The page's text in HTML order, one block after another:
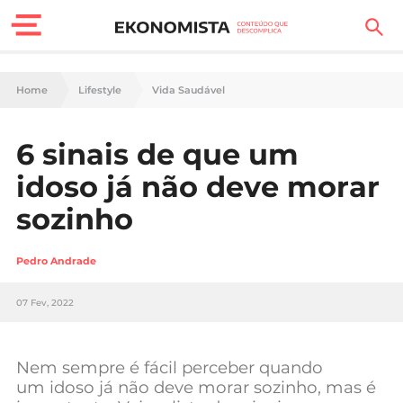
Finanças Pessoais
Carreira
Casa
Lifestyle
Sociedade
Negócios
Home Lifestyle Vida Saudável
6 sinais de que um
idoso já não deve morar
sozinho
Pedro Andrade
07 Fev, 2022
Nem sempre é fácil perceber quando
um idoso já não deve morar sozinho, mas é